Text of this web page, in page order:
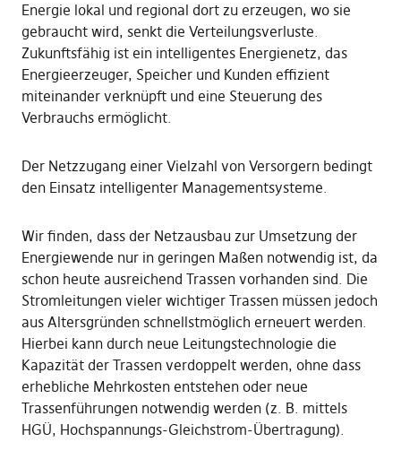
Energie lokal und regional dort zu erzeugen, wo sie
gebraucht wird, senkt die Verteilungsverluste.
Zukunftsfähig ist ein intelligentes Energienetz, das
Energieerzeuger, Speicher und Kunden effizient
miteinander verknüpft und eine Steuerung des
Verbrauchs ermöglicht.
Der Netzzugang einer Vielzahl von Versorgern bedingt
den Einsatz intelligenter Managementsysteme.
Wir finden, dass der Netzausbau zur Umsetzung der
Energiewende nur in geringen Maßen notwendig ist, da
schon heute ausreichend Trassen vorhanden sind. Die
Stromleitungen vieler wichtiger Trassen müssen jedoch
aus Altersgründen schnellstmöglich erneuert werden.
Hierbei kann durch neue Leitungstechnologie die
Kapazität der Trassen verdoppelt werden, ohne dass
erhebliche Mehrkosten entstehen oder neue
Trassenführungen notwendig werden (z. B. mittels
HGÜ, Hochspannungs-Gleichstrom-Übertragung).